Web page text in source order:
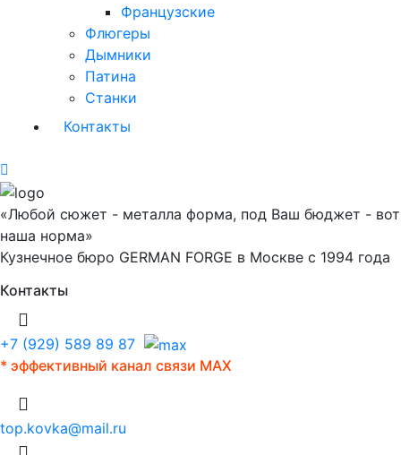
Французские
Флюгеры
Дымники
Патина
Станки
Контакты
«Любой сюжет - металла форма, под Ваш бюджет - вот
наша норма»
Кузнечное бюро GERMAN FORGE в Москве с 1994 года
Контакты
+7 (929) 589 89 87
* эффективный канал связи MAX
top.kovka@mail.ru